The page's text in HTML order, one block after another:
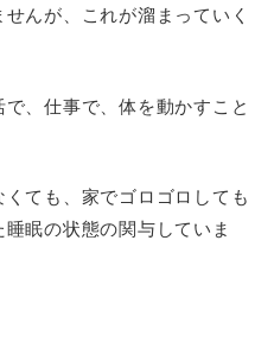
んが、これが溜まっていく
、仕事で、体を動かすこと
ても、家でゴロゴロしても
眠の状態の関与していま